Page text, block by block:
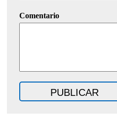
Comentario